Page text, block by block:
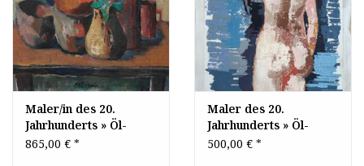
Maler/in des 20.
Jahrhunderts » Öl-
Gemälde
865,00 € *
Maler des 20.
Jahrhunderts » Öl-
Gemälde Moderne
500,00 € *